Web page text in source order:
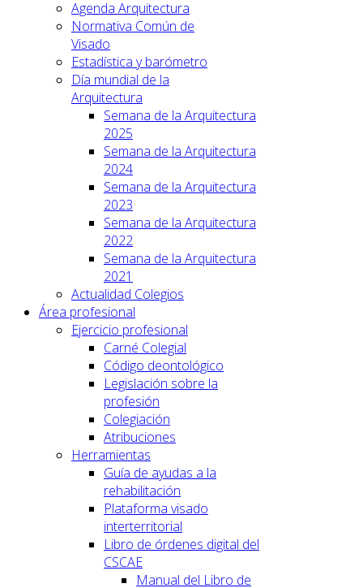
Agenda Arquitectura
Normativa Común de
Visado
Estadística y barómetro
Día mundial de la
Arquitectura
Semana de la Arquitectura
2025
Semana de la Arquitectura
2024
Semana de la Arquitectura
2023
Semana de la Arquitectura
2022
Semana de la Arquitectura
2021
Actualidad Colegios
Área profesional
Ejercicio profesional
Carné Colegial
Código deontológico
Legislación sobre la
profesión
Colegiación
Atribuciones
Herramientas
Guía de ayudas a la
rehabilitación
Plataforma visado
interterritorial
Libro de órdenes digital del
CSCAE
Manual del Libro de